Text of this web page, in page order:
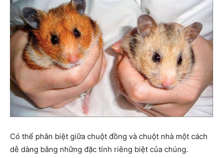
Có thể phân biệt giữa chuột đồng và chuột nhà một cách
dễ dàng bằng những đặc tính riêng biệt của chúng.